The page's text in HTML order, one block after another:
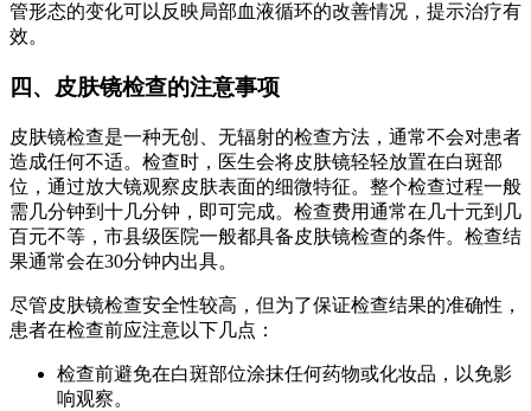
管形态的变化可以反映局部血液循环的改善情况，提示治疗有
效。
四、皮肤镜检查的注意事项
皮肤镜检查是一种无创、无辐射的检查方法，通常不会对患者
造成任何不适。检查时，医生会将皮肤镜轻轻放置在白斑部
位，通过放大镜观察皮肤表面的细微特征。整个检查过程一般
需几分钟到十几分钟，即可完成。检查费用通常在几十元到几
百元不等，市县级医院一般都具备皮肤镜检查的条件。检查结
果通常会在30分钟内出具。
尽管皮肤镜检查安全性较高，但为了保证检查结果的准确性，
患者在检查前应注意以下几点：
检查前避免在白斑部位涂抹任何药物或化妆品，以免影
响观察。